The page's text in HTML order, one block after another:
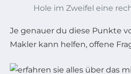
Hole im Zweifel eine
Je genauer du diese Punkte
Makler kann helfen, offene